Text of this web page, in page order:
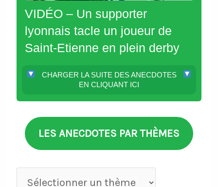
VIDÉO – Un supporter
lyonnais tacle un joueur de
Saint-Etienne en plein derby
CHARGER LA SUITE DES ANECDOTES
EN CLIQUANT ICI
LES ANECDOTES PAR THÈMES
Anecdotes